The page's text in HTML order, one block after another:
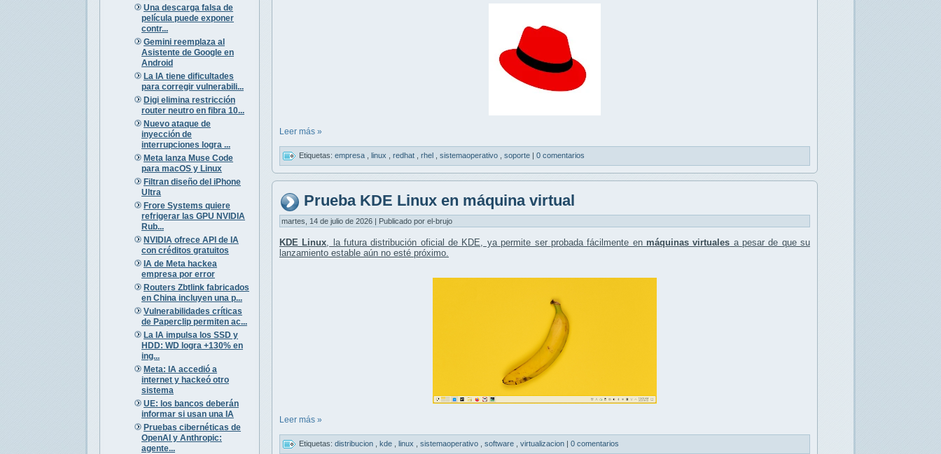
Una descarga falsa de
película puede exponer
contr...
Gemini reemplaza al
Asistente de Google en
Android
La IA tiene dificultades
para corregir vulnerabili...
Digi elimina restricción
router neutro en fibra 10...
Nuevo ataque de
inyección de
interrupciones logra ...
Meta lanza Muse Code
para macOS y Linux
Filtran diseño del iPhone
Ultra
Frore Systems quiere
refrigerar las GPU NVIDIA
Rub...
NVIDIA ofrece API de IA
con créditos gratuitos
IA de Meta hackea
empresa por error
Routers Zbtlink fabricados
en China incluyen una p...
Vulnerabilidades críticas
de Paperclip permiten ac...
La IA impulsa los SSD y
HDD: WD logra +130% en
ing...
Meta: IA accedió a
internet y hackeó otro
sistema
UE: los bancos deberán
informar si usan una IA
Pruebas cibernéticas de
OpenAI y Anthropic:
agente...
Leer más »
Etiquetas: empresa linux redhat rhel sistemaoperativo soporte | 0 comentarios
Prueba KDE Linux en máquina virtual
martes, 14 de julio de 2026 | Publicado por el-brujo
KDE Linux, la futura distribución oficial de KDE, ya permite ser probada fácilmente en máquinas virtuales a pesar de que su
lanzamiento estable aún no esté próximo.
Leer más »
Etiquetas: distribucion kde linux sistemaoperativo software virtualizacion | 0 comentarios